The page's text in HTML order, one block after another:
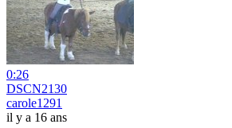
0:26
DSCN2130
carole1291
il y a 16 ans